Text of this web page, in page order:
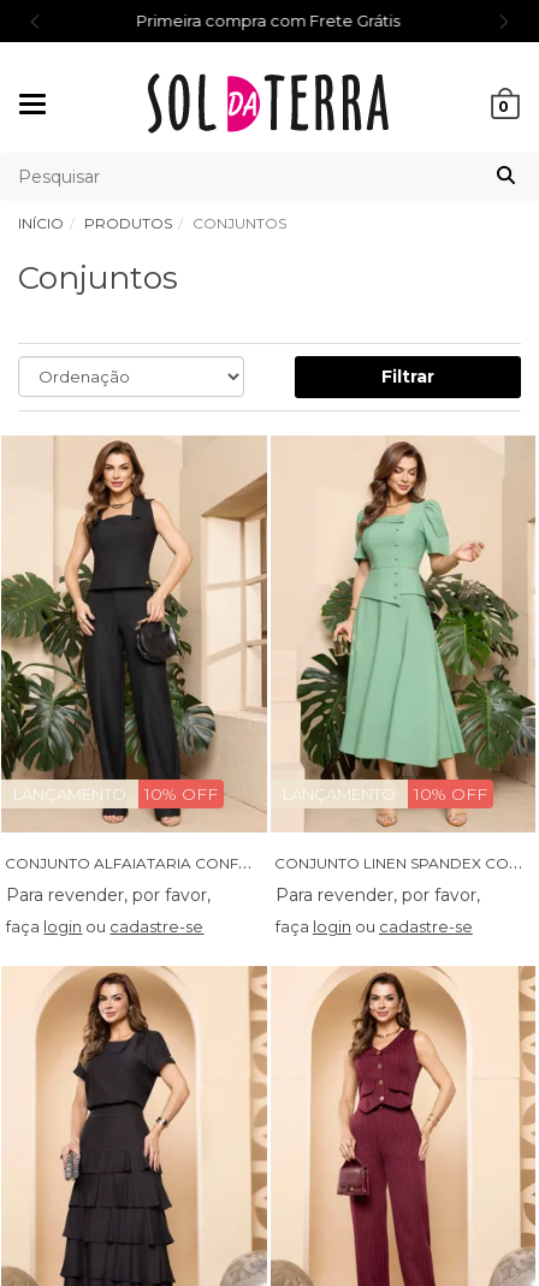
Primeira compra com Frete Grátis
0
INÍCIO PRODUTOS CONJUNTOS
Conjuntos
Filtrar
LANÇAMENTO 10% OFF
C
ONJUNTO ALFAIATARIA CONFORT CROPET E CALCA - 04661
faça login ou cadastre-se
LANÇAMENTO 10% OFF
C
ONJUNTO LINEN SPANDEX COM ASSIMETRIA E BOTOES ENCAPADOS - 04651
faça login ou cadastre-se